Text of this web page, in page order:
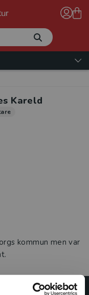
Kareld
kommun men var